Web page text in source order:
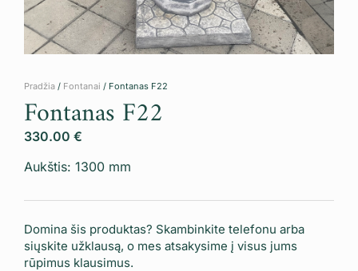
Pradžia / Fontanai / Fontanas F22
Fontanas F22
330.00 €
Aukštis: 1300 mm
Domina šis produktas? Skambinkite telefonu arba
siųskite užklausą, o mes atsakysime į visus jums
rūpimus klausimus.